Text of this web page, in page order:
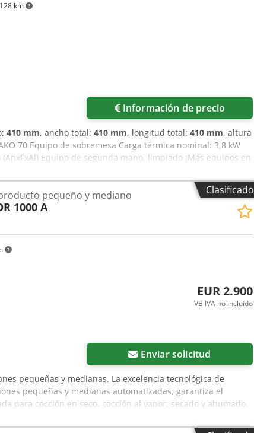
km
Información de precio
410 mm, ancho total: 410 mm, longitud total: 410 mm, altura
70 Equipo de sobremesa Carga térmica nominal: 3,8 kW
Equipo de segunda mano, limpiado ¡Más equipos en
Clasificado
pequeño y mediano
1000 A
EUR 2.900
VB IVA no incluído
Enviar solicitud
pequeñas y medianas. La excelencia tecnológica de
pequeñas y medianas automatizadas, garantiza el
para cocción en seco, cocción al vapor, secado y ahumado.
rápido hasta 180 °C. Optimización del tiempo de cocción.
consumo de energía. Recetas y procesos programados